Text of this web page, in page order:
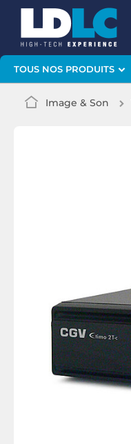
TOUS NOS PRODUITS
Image & Son